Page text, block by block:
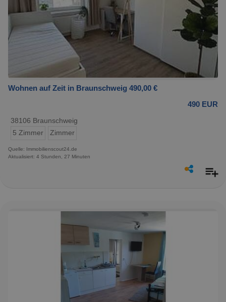
Wohnen auf Zeit in Braunschweig 490,00 €
490 EUR
38106 Braunschweig
5 Zimmer
Zimmer
Quelle: Immobilienscout24.de
Aktualisiert: 4 Stunden, 27 Minuten